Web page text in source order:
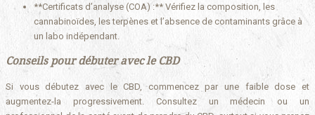
**Certificats d’analyse (COA) :** Vérifiez la composition, les
cannabinoïdes, les terpènes et l’absence de contaminants grâce à
un labo indépendant.
Conseils pour débuter avec le CBD
Si vous débutez avec le CBD, commencez par une faible dose et
augmentez-la progressivement. Consultez un médecin ou un